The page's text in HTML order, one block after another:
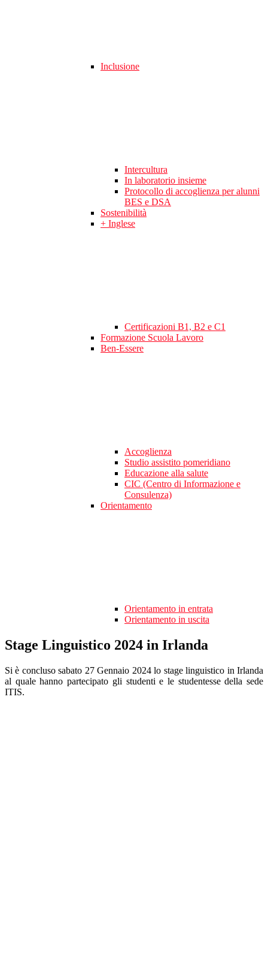
Inclusione
Intercultura
In laboratorio insieme
Protocollo di accoglienza per alunni
BES e DSA
Sostenibilità
+ Inglese
Certificazioni B1, B2 e C1
Formazione Scuola Lavoro
Ben-Essere
Accoglienza
Studio assistito pomeridiano
Educazione alla salute
CIC (Centro di Informazione e
Consulenza)
Orientamento
Orientamento in entrata
Orientamento in uscita
Stage Linguistico 2024 in Irlanda
Si è concluso sabato 27 Gennaio 2024 lo stage linguistico in Irlanda
al quale hanno partecipato gli studenti e le studentesse della sede
ITIS.